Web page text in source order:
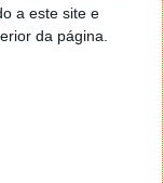
a este site e
da página.